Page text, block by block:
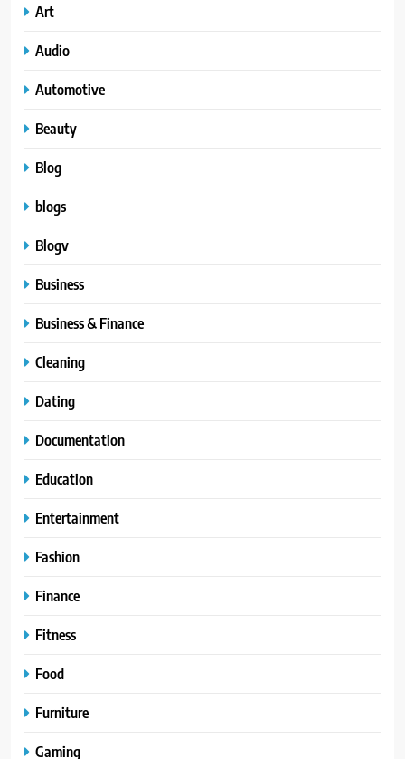
Art
Audio
Automotive
Beauty
Blog
blogs
Blogv
Business
Business & Finance
Cleaning
Dating
Documentation
Education
Entertainment
Fashion
Finance
Fitness
Food
Furniture
Gaming